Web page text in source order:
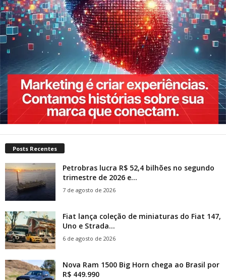
Posts Recentes
Petrobras lucra R$ 52,4 bilhões no segundo
trimestre de 2026 e...
7 de agosto de 2026
Fiat lança coleção de miniaturas do Fiat 147,
Uno e Strada...
6 de agosto de 2026
Nova Ram 1500 Big Horn chega ao Brasil por
R$ 449.990